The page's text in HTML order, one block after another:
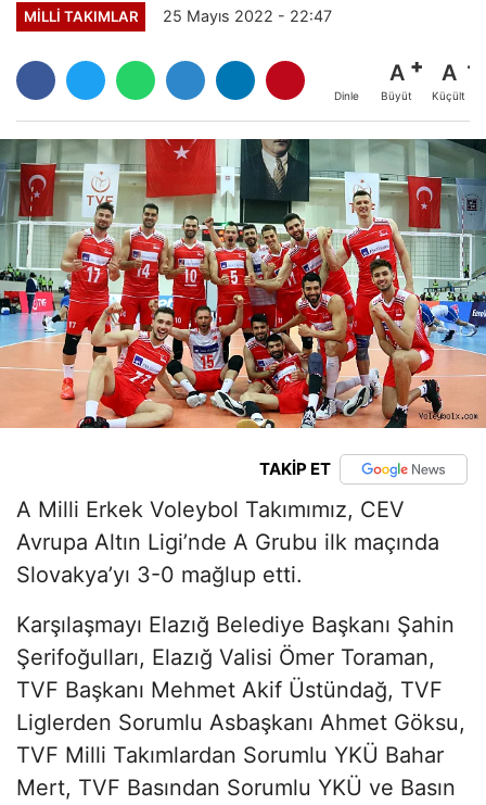
MILLI TAKIMLAR 25 Mayıs 2022 - 22:47
Dinle
A
Büyüt
A
Küçült
TAKİP ET
A Milli Erkek Voleybol Takımımız, CEV
Avrupa Altın Ligi’nde A Grubu ilk maçında
Slovakya’yı 3-0 mağlup etti.
Karşılaşmayı Elazığ Belediye Başkanı Şahin
Şerifoğulları, Elazığ Valisi Ömer Toraman,
TVF Başkanı Mehmet Akif Üstündağ, TVF
Liglerden Sorumlu Asbaşkanı Ahmet Göksu,
TVF Milli Takımlardan Sorumlu YKÜ Bahar
Mert, TVF Basından Sorumlu YKÜ ve Basın